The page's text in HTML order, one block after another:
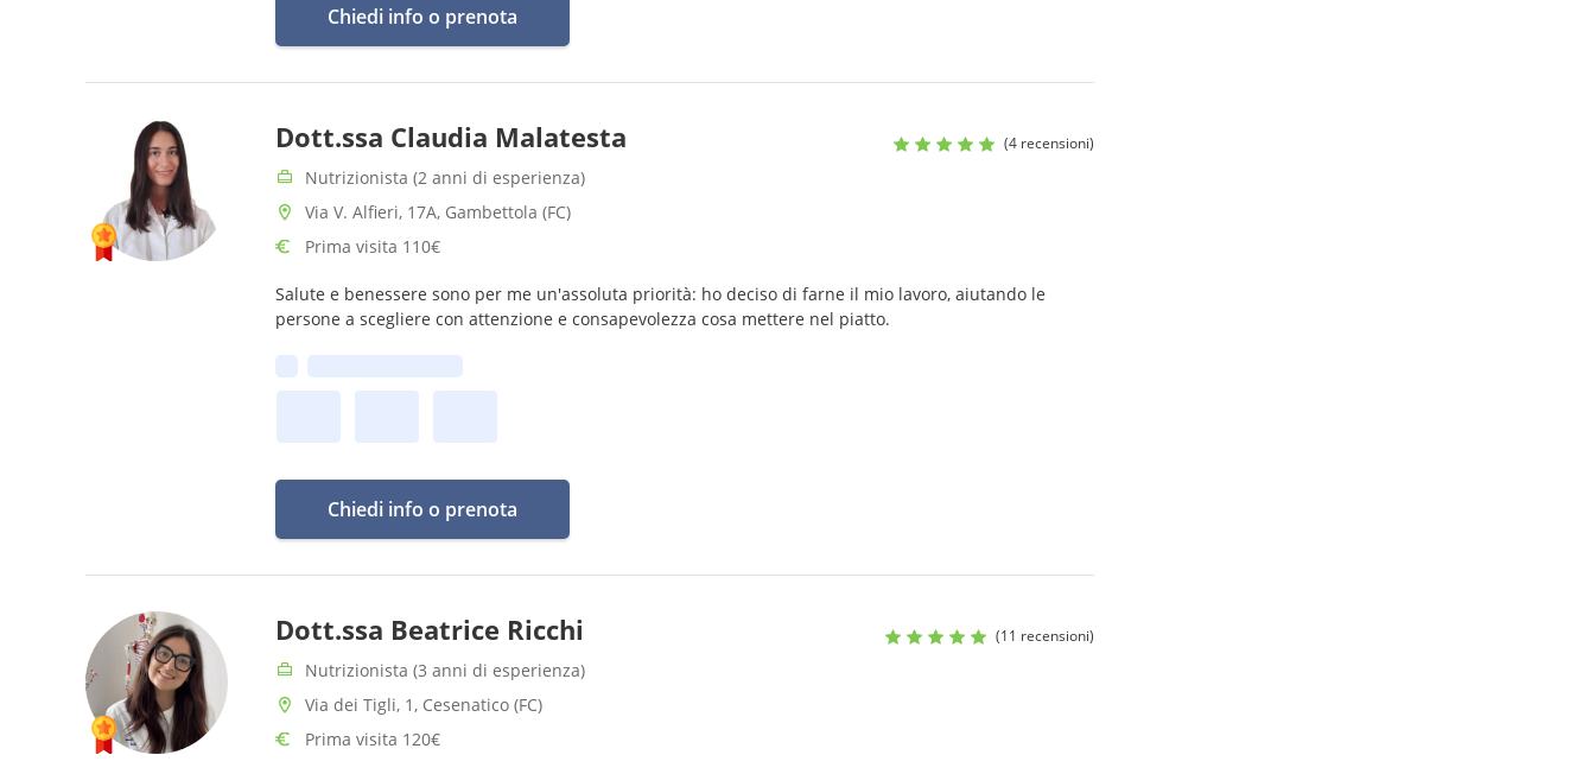
Chiedi info o prenota
Dott.ssa Claudia Malatesta (4 recensioni)
Nutrizionista (2 anni di esperienza)
Via V. Alfieri, 17A, Gambettola (FC)
Prima visita 110€
Salute e benessere sono per me un'assoluta priorità: ho deciso di farne il mio lavoro, aiutando le
persone a scegliere con attenzione e consapevolezza cosa mettere nel piatto.
Chiedi info o prenota
Dott.ssa Beatrice Ricchi (11 recensioni)
Nutrizionista (3 anni di esperienza)
Via dei Tigli, 1, Cesenatico (FC)
Prima visita 120€